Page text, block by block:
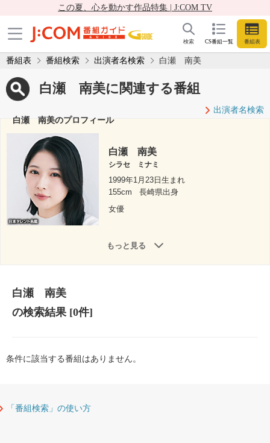
この夏、心を動かす作品特集 | J:COM TV
CS番組一覧 番組表
検索
番組表 番組検索 出演者名検索 白瀬 南美
白瀬 南美に関連する番組
出演者名検索
白瀬 南美のプロフィール
白瀬 南美
シラセ ミナミ
1999年1月23日生まれ
155cm
長崎県出身
女優
もっと見る
白瀬 南美
の検索結果[0件]
条件に該当する番組はありません。
「番組検索」の使い方